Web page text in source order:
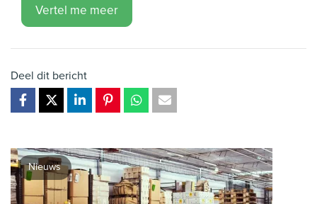
Vertel me meer
Deel dit bericht
Nieuws